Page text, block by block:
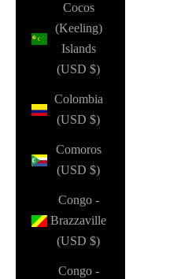
Cocos
(Keeling)
Islands
(USD $)
Colombia
(USD $)
Comoros
(USD $)
Congo -
Brazzaville
(USD $)
Congo -